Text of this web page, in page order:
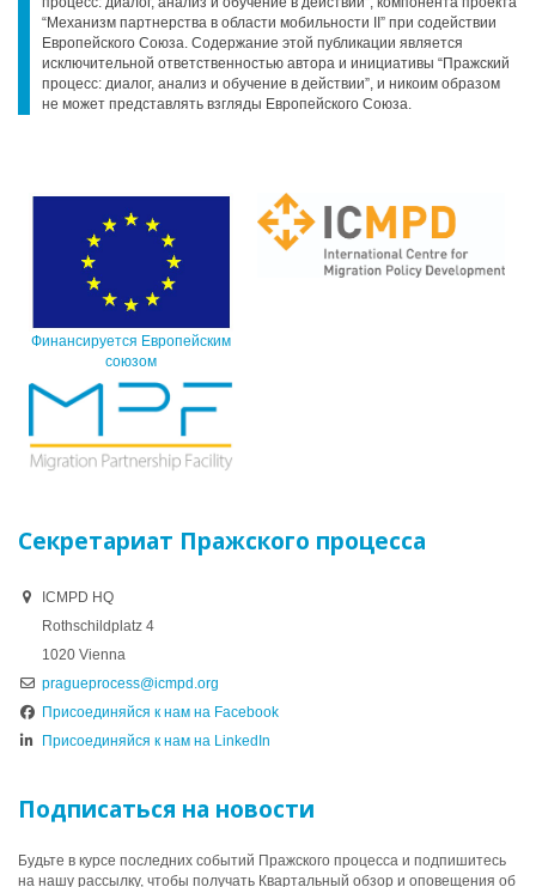
“Механизм партнерства в области мобильности II” при содействии
Европейского Союза. Содержание этой публикации является
исключительной ответственностью автора и инициативы “Пражский
процесс: диалог, анализ и обучение в действии”, и никоим образом
не может представлять взгляды Европейского Союза.
Финансируется Европейским
союзом
Секретариат Пражского процесса
ICMPD HQ
Rothschildplatz 4
1020 Vienna
pragueprocess@icmpd.org
Присоединяйся к нам на Facebook
Присоединяйся к нам на LinkedIn
Подписаться на новости
Будьте в курсе последних событий Пражского процесса и подпишитесь
на нашу рассылку, чтобы получать Квартальный обзор и оповещения об